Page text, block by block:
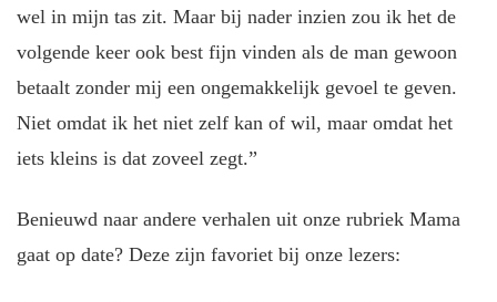
wel in mijn tas zit. Maar bij nader inzien zou ik het de
volgende keer ook best fijn vinden als de man gewoon
betaalt zonder mij een ongemakkelijk gevoel te geven.
Niet omdat ik het niet zelf kan of wil, maar omdat het
iets kleins is dat zoveel zegt.”
Benieuwd naar andere verhalen uit onze rubriek Mama
gaat op date? Deze zijn favoriet bij onze lezers: